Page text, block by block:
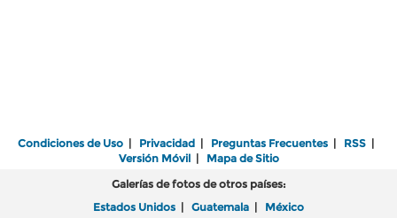
Condiciones de Uso | Privacidad | Preguntas Frecuentes | RSS |
Versión Móvil| Mapa de Sitio
Galerías de fotos de otros países:
Estados Unidos | Guatemala | México